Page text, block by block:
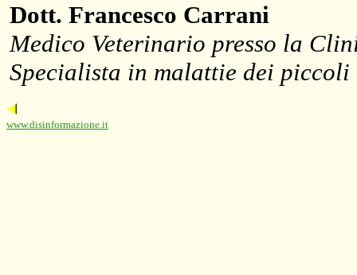
Dott. Francesco Carrani
Medico Veterinario presso la
Specialista in malattie dei
www.disinformazione.it